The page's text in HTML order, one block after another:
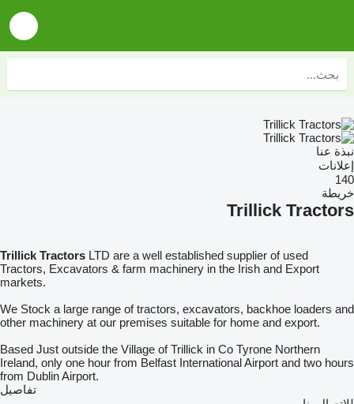
نبذة عنا
إعلانات
140
خريطة
Trillick Tractors
Trillick Tractors LTD are a well established supplier of used
Tractors, Excavators & farm machinery in the Irish and Export
markets.
We Stock a large range of tractors, excavators, backhoe loaders and
other machinery at our premises suitable for home and export.
Based Just outside the Village of Trillick in Co Tyrone Northern
Ireland, only one hour from Belfast International Airport and two hours
from Dublin Airport.
تفاصيل